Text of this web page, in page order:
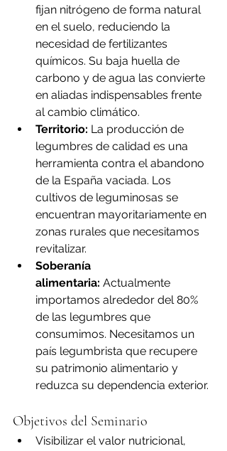
fijan nitrógeno de forma natural
en el suelo, reduciendo la
necesidad de fertilizantes
químicos. Su baja huella de
carbono y de agua las convierte
en aliadas indispensables frente
al cambio climático.
Territorio: La producción de
legumbres de calidad es una
herramienta contra el abandono
de la España vaciada. Los
cultivos de leguminosas se
encuentran mayoritariamente en
zonas rurales que necesitamos
revitalizar.
Soberanía
alimentaria: Actualmente
importamos alrededor del 80%
de las legumbres que
consumimos. Necesitamos un
país legumbrista que recupere
su patrimonio alimentario y
reduzca su dependencia exterior.
Objetivos del Seminario
Visibilizar el valor nutricional,